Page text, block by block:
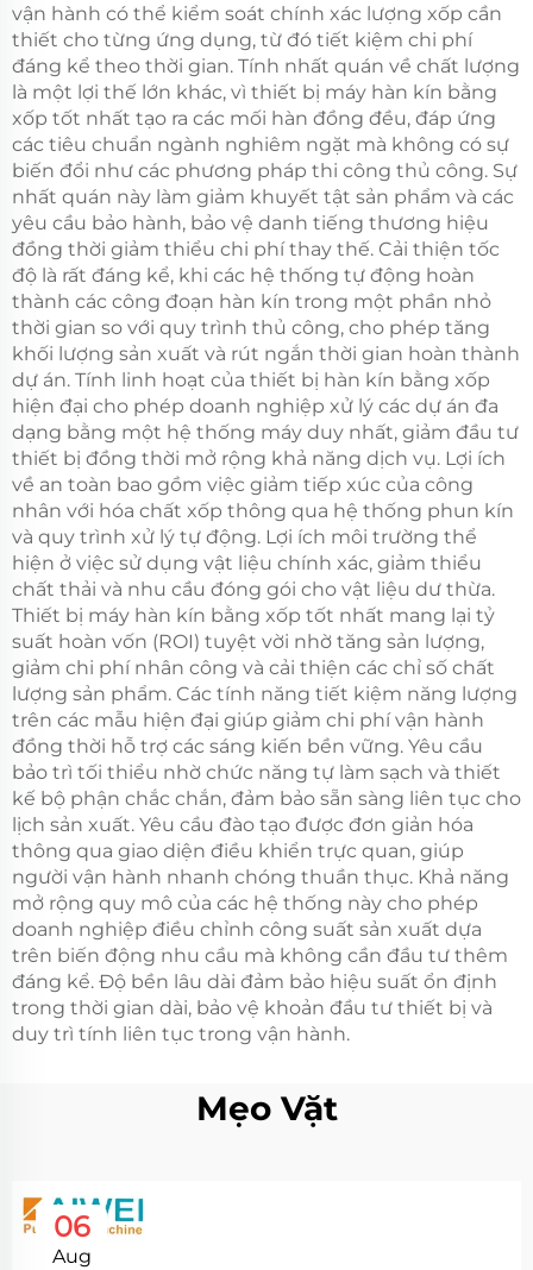
vận hành có thể kiểm soát chính xác lượng xốp cần
thiết cho từng ứng dụng, từ đó tiết kiệm chi phí
đáng kể theo thời gian. Tính nhất quán về chất lượng
là một lợi thế lớn khác, vì thiết bị máy hàn kín bằng
xốp tốt nhất tạo ra các mối hàn đồng đều, đáp ứng
các tiêu chuẩn ngành nghiêm ngặt mà không có sự
biến đổi như các phương pháp thi công thủ công. Sự
nhất quán này làm giảm khuyết tật sản phẩm và các
yêu cầu bảo hành, bảo vệ danh tiếng thương hiệu
đồng thời giảm thiểu chi phí thay thế. Cải thiện tốc
độ là rất đáng kể, khi các hệ thống tự động hoàn
thành các công đoạn hàn kín trong một phần nhỏ
thời gian so với quy trình thủ công, cho phép tăng
khối lượng sản xuất và rút ngắn thời gian hoàn thành
dự án. Tính linh hoạt của thiết bị hàn kín bằng xốp
hiện đại cho phép doanh nghiệp xử lý các dự án đa
dạng bằng một hệ thống máy duy nhất, giảm đầu tư
thiết bị đồng thời mở rộng khả năng dịch vụ. Lợi ích
về an toàn bao gồm việc giảm tiếp xúc của công
nhân với hóa chất xốp thông qua hệ thống phun kín
và quy trình xử lý tự động. Lợi ích môi trường thể
hiện ở việc sử dụng vật liệu chính xác, giảm thiểu
chất thải và nhu cầu đóng gói cho vật liệu dư thừa.
Thiết bị máy hàn kín bằng xốp tốt nhất mang lại tỷ
suất hoàn vốn (ROI) tuyệt vời nhờ tăng sản lượng,
giảm chi phí nhân công và cải thiện các chỉ số chất
lượng sản phẩm. Các tính năng tiết kiệm năng lượng
trên các mẫu hiện đại giúp giảm chi phí vận hành
đồng thời hỗ trợ các sáng kiến bền vững. Yêu cầu
bảo trì tối thiểu nhờ chức năng tự làm sạch và thiết
kế bộ phận chắc chắn, đảm bảo sẵn sàng liên tục cho
lịch sản xuất. Yêu cầu đào tạo được đơn giản hóa
thông qua giao diện điều khiển trực quan, giúp
người vận hành nhanh chóng thuần thục. Khả năng
mở rộng quy mô của các hệ thống này cho phép
doanh nghiệp điều chỉnh công suất sản xuất dựa
trên biến động nhu cầu mà không cần đầu tư thêm
đáng kể. Độ bền lâu dài đảm bảo hiệu suất ổn định
trong thời gian dài, bảo vệ khoản đầu tư thiết bị và
duy trì tính liên tục trong vận hành.
Mẹo Vặt
06
Aug